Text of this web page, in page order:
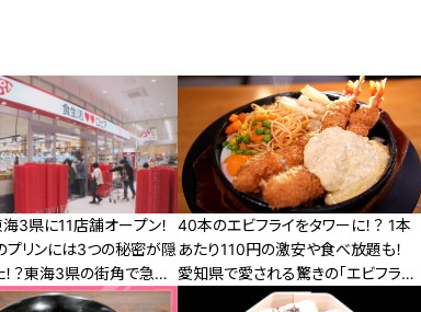
3県に11店舗オープン！
のプリンには3つの秘密が隠
！？東海3県の街角で急増
トに迫る！
40本のエビフライをタワーに！？ 1本
あたり110円の激安や食べ放題も！
愛知県で愛される驚きの「エビフライ
メニュー」7選